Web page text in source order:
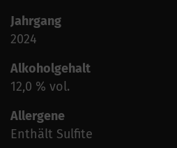
Jahrgang
2024
Alkoholgehalt
12,0 % vol.
Allergene
Enthält Sulfite